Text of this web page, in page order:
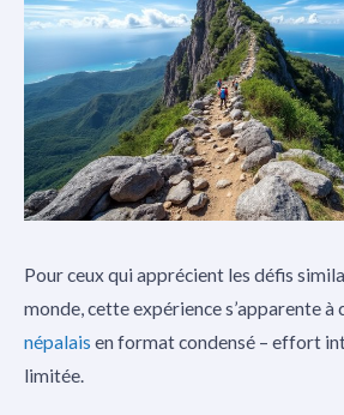
Pour ceux qui apprécient les défis
monde, cette expérience s’apparente à
népalais en format condensé – effort
limitée.